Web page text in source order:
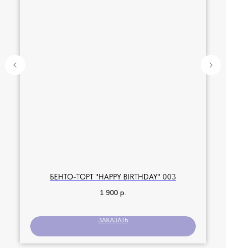
БЕНТО-ТОРТ "HAPPY BIRTHDAY" 003
1 900 р.
ЗАКАЗАТЬ